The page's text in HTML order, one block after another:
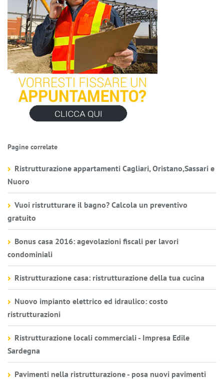
Pagine correlate
Ristrutturazione appartamenti Cagliari, Oristano,Sassari e
Nuoro
Vuoi ristrutturare il bagno? Calcola un preventivo
gratuito
Bonus casa 2016: agevolazioni fiscali per lavori
condominiali
Ristrutturazione casa: ristrutturazione della tua cucina
Nuovo impianto elettrico ed idraulico: costo
ristrutturazioni
Ristrutturazione locali commerciali - Impresa Edile
Sardegna
Pavimenti nella ristrutturazione - posa nuovi pavimenti